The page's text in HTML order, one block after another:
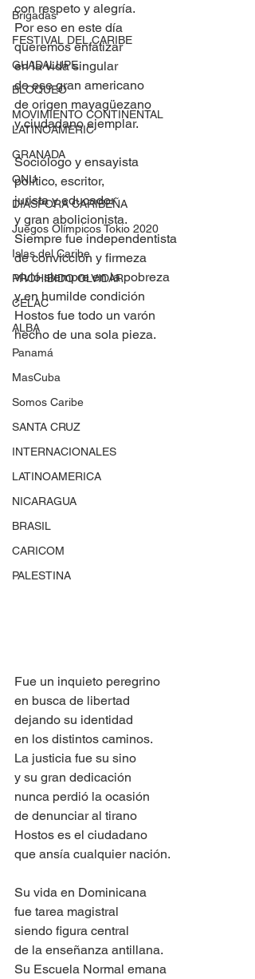
Brigadas
FESTIVAL DEL CARIBE
GUADALUPE
BLOQUEO
MOVIMIENTO CONTINENTAL
LATINOAMERIC
GRANADA
ONU
DIÁSPORA CARIBEÑA
Juegos Olímpicos Tokio 2020
Islas del Caribe
PROHIBIDO OLVIDAR
CELAC
ALBA
Panamá
MasCuba
Somos Caribe
SANTA CRUZ
INTERNACIONALES
LATINOAMERICA
NICARAGUA
BRASIL
CARICOM
PALESTINA
con respeto y alegría.
Por eso en este día
queremos enfatizar
en la vida singular
de ese gran americano
de origen mayagüezano
y ciudadano ejemplar.
Sociólogo y ensayista
político, escritor,
jurista y educador
y gran abolicionista.
Siempre fue independentista
de convicción y firmeza
vivió siempre en la pobreza
y en humilde condición
Hostos fue todo un varón
hecho de una sola pieza.
Fue un inquieto peregrino
en busca de libertad
dejando su identidad
en los distintos caminos.
La justicia fue su sino
y su gran dedicación
nunca perdió la ocasión
de denunciar al tirano
Hostos es el ciudadano
que ansía cualquier nación.
Su vida en Dominicana
fue tarea magistral
siendo figura central
de la enseñanza antillana.
Su Escuela Normal emana